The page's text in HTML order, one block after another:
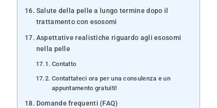
Salute della pelle a lungo termine dopo il
trattamento con esosomi
Aspettative realistiche riguardo agli esosomi
nella pelle
Contatto
Contattateci ora per una consulenza e un
appuntamento gratuiti!
Domande frequenti (FAQ)